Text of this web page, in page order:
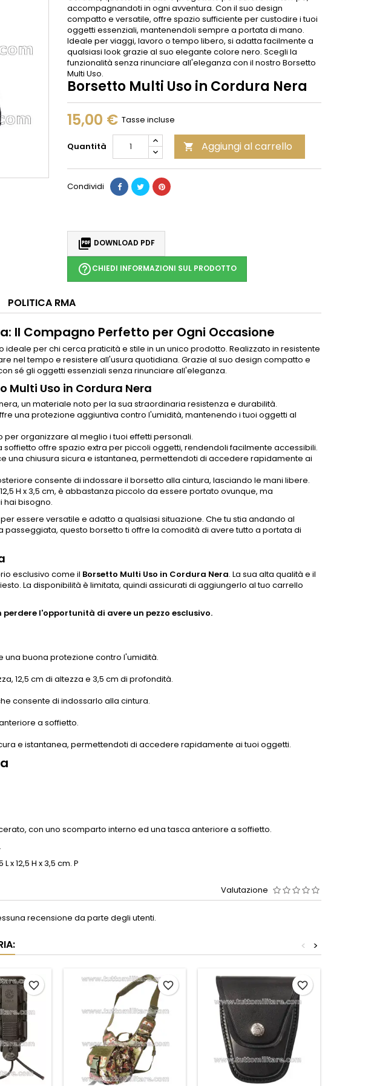
accompagnandoti in ogni avventura. Con il suo design
compatto e versatile, offre spazio sufficiente per custodire i tuoi
oggetti essenziali, mantenendoli sempre a portata di mano.
Ideale per viaggi, lavoro o tempo libero, si adatta facilmente a
qualsiasi look grazie al suo elegante colore nero. Scegli la
funzionalità senza rinunciare all'eleganza con il nostro Borsetto
Multi Uso.
Borsetto Multi Uso in Cordura Nera
15,00 € Tasse incluse
Quantità  Aggiungi al carrello
Condividi
 DOWNLOAD PDF
help_outlineCHIEDI INFORMAZIONI SUL PRODOTTO
POLITICA RMA
Il Compagno Perfetto per Ogni Occasione
ideale per chi cerca praticità e stile in un unico prodotto. Realizzato in resistente
nel tempo e resistere all'usura quotidiana. Grazie al suo design compatto e
sé gli oggetti essenziali senza rinunciare all'eleganza.
Multi Uso in Cordura Nera
un materiale noto per la sua straordinaria resistenza e durabilità.
una protezione aggiuntiva contro l'umidità, mantenendo i tuoi oggetti al
organizzare al meglio i tuoi effetti personali.
soffietto offre spazio extra per piccoli oggetti, rendendoli facilmente accessibili.
una chiusura sicura e istantanea, permettendoti di accedere rapidamente ai
consente di indossare il borsetto alla cintura, lasciando le mani libere.
12,5 H x 3,5 cm, è abbastanza piccolo da essere portato ovunque, ma
hai bisogno.
essere versatile e adatto a qualsiasi situazione. Che tu stia andando al
questo borsetto ti offre la comodità di avere tutto a portata di
esclusivo come il Borsetto Multi Uso in Cordura Nera. La sua alta qualità e il
La disponibilità è limitata, quindi assicurati di aggiungerlo al tuo carrello
l'opportunità di avere un pezzo esclusivo.
una buona protezione contro l'umidità.
12,5 cm di altezza e 3,5 cm di profondità.
consente di indossarlo alla cintura.
a soffietto.
e istantanea, permettendoti di accedere rapidamente ai tuoi oggetti.
con uno scomparto interno ed una tasca anteriore a soffietto.
L x 12,5 H x 3,5 cm. P
Valutazione
recensione da parte degli utenti.
>
<
favorite_border favorite_border favorite_border